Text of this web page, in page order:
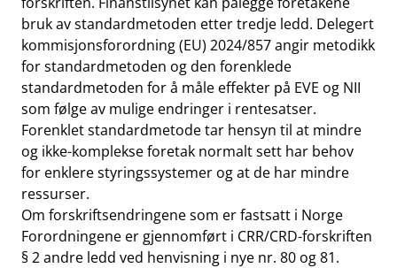
bruk av standardmetoden etter tredje ledd. Delegert
kommisjonsforordning (EU) 2024/857 angir metodikk
for standardmetoden og den forenklede
standardmetoden for å måle effekter på EVE og NII
som følge av mulige endringer i rentesatser.
Forenklet standardmetode tar hensyn til at mindre
og ikke-komplekse foretak normalt sett har behov
for enklere styringssystemer og at de har mindre
ressurser.
Om forskriftsendringene som er fastsatt i Norge
Forordningene er gjennomført i CRR/CRD-forskriften
§ 2 andre ledd ved henvisning i nye nr. 80 og 81.